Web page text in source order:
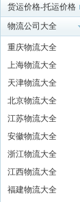
货运价格-托运价格
物流公司大全
重庆物流大全
上海物流大全
天津物流大全
北京物流大全
江苏物流大全
安徽物流大全
浙江物流大全
江西物流大全
福建物流大全